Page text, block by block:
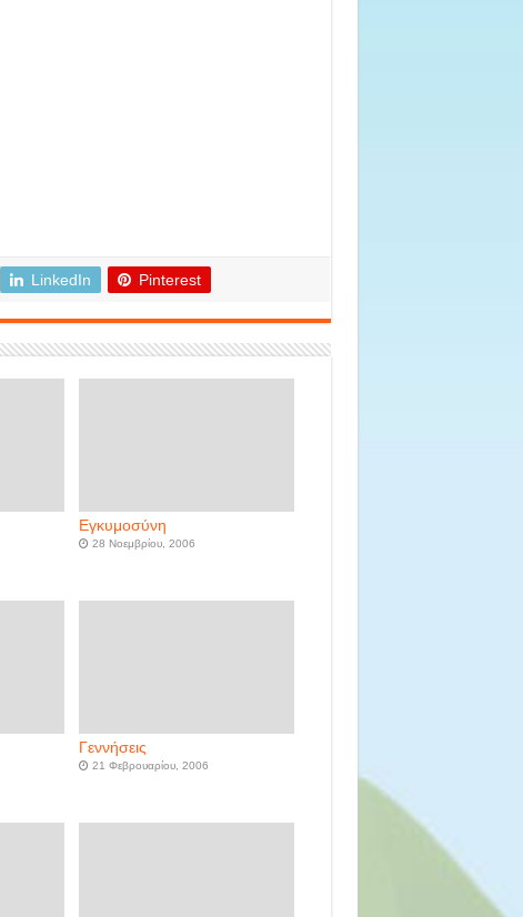
LinkedIn Pinterest
Εγκυμοσύνη
28 Νοεμβρίου, 2006
Γεννήσεις
21 Φεβρουαρίου, 2006